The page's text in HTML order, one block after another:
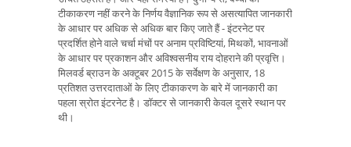
टीकाकरण नहीं करने के निर्णय वैज्ञानिक रूप से असत्यापित जानकारी
के आधार पर अधिक से अधिक बार किए जाते हैं - इंटरनेट पर
प्रदर्शित होने वाले चर्चा मंचों पर अनाम प्रविष्टियां, मिथकों, भावनाओं
के आधार पर प्रकाशन और अविश्वसनीय राय दोहराने की प्रवृत्ति।
मिलवर्ड ब्राउन के अक्टूबर 2015 के सर्वेक्षण के अनुसार, 18
प्रतिशत उत्तरदाताओं के लिए टीकाकरण के बारे में जानकारी का
पहला स्रोत इंटरनेट है। डॉक्टर से जानकारी केवल दूसरे स्थान पर
थी।